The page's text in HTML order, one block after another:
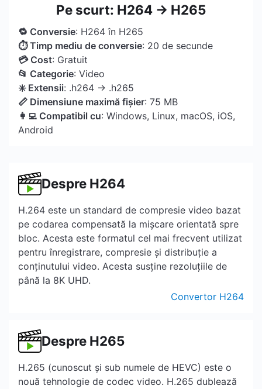
Pe scurt: H264 → H265
🔁 Conversie: H264 în H265
⏱ Timp mediu de conversie: 20 de secunde
💳 Cost: Gratuit
📂 Categorie: Video
✳️ Extensii: .h264 → .h265
📏 Dimensiune maximă fișier: 75 MB
👩‍💻 Compatibil cu: Windows, Linux, macOS, iOS,
Android
Despre H264
H.264 este un standard de compresie video bazat
pe codarea compensată la mișcare orientată spre
bloc. Acesta este formatul cel mai frecvent utilizat
pentru înregistrare, compresie și distribuție a
conținutului video. Acesta susține rezoluțiile de
până la 8K UHD.
Convertor H264
Despre H265
H.265 (cunoscut și sub numele de HEVC) este o
nouă tehnologie de codec video. H.265 dublează